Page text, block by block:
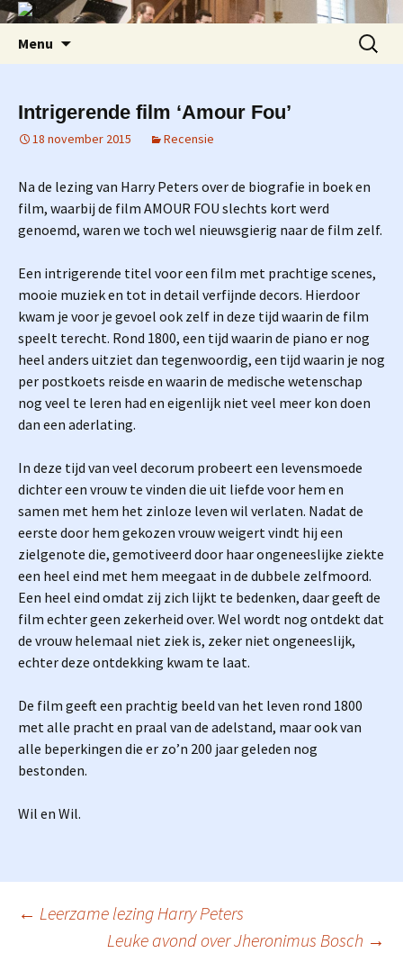
Menu
Zoeken
naar:
Intrigerende film ‘Amour Fou’
18 november 2015 Recensie
Na de lezing van Harry Peters over de biografie in boek en
film, waarbij de film AMOUR FOU slechts kort werd
genoemd, waren we toch wel nieuwsgierig naar de film zelf.
Een intrigerende titel voor een film met prachtige scenes,
mooie muziek en tot in detail verfijnde decors. Hierdoor
kwam je voor je gevoel ook zelf in deze tijd waarin de film
speelt terecht. Rond 1800, een tijd waarin de piano er nog
heel anders uitziet dan tegenwoordig, een tijd waarin je nog
per postkoets reisde en waarin de medische wetenschap
nog veel te leren had en eigenlijk niet veel meer kon doen
dan een aderlating.
In deze tijd van veel decorum probeert een levensmoede
dichter een vrouw te vinden die uit liefde voor hem en
samen met hem het zinloze leven wil verlaten. Nadat de
eerste door hem gekozen vrouw weigert vindt hij een
zielgenote die, gemotiveerd door haar ongeneeslijke ziekte
een heel eind met hem meegaat in de dubbele zelfmoord.
Een heel eind omdat zij zich lijkt te bedenken, daar geeft de
film echter geen zekerheid over. Wel wordt nog ontdekt dat
de vrouw helemaal niet ziek is, zeker niet ongeneeslijk,
echter deze ontdekking kwam te laat.
De film geeft een prachtig beeld van het leven rond 1800
met alle pracht en praal van de adelstand, maar ook van
alle beperkingen die er zo’n 200 jaar geleden nog
bestonden.
Wil en Wil.
Berichtnavigatie
← Leerzame lezing Harry Peters
Leuke avond over Jheronimus Bosch →